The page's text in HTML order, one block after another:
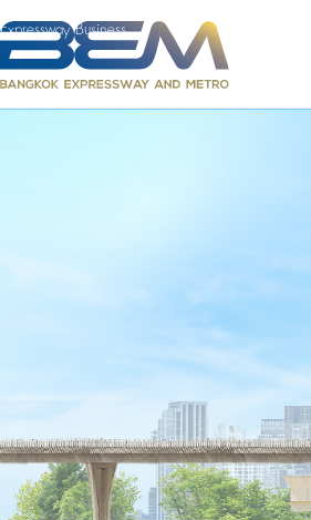
Expressway Business